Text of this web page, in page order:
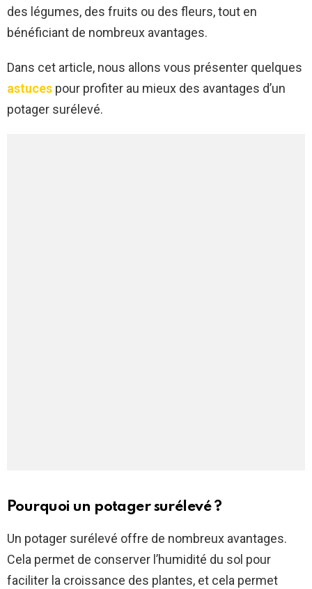
des légumes, des fruits ou des fleurs, tout en
bénéficiant de nombreux avantages.
Dans cet article, nous allons vous présenter quelques
astuces pour profiter au mieux des avantages d’un
potager surélevé.
Pourquoi un potager surélevé ?
Un potager surélevé offre de nombreux avantages.
Cela permet de conserver l’humidité du sol pour
faciliter la croissance des plantes, et cela permet